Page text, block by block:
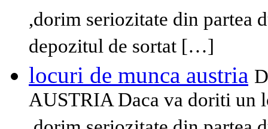
,dorim seriozitate din partea
depozitul de sortat […]
locuri de munca austria
AUSTRIA Daca va doriti un